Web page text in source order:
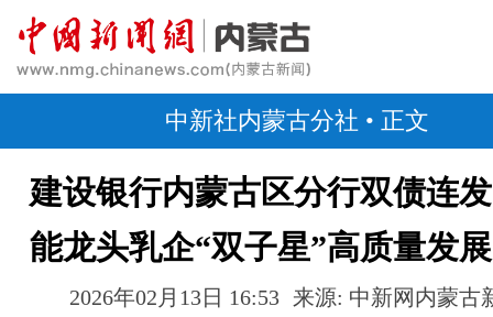
中新社内蒙古分社 • 正文
建设银行内蒙古区分行双债连
能龙头乳企“双子星”高质量发展
2026年02月13日 16:53 来源: 中新网内蒙古